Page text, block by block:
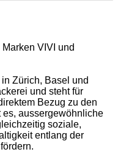
VIVI und
Zürich, Basel und
und steht für
Bezug zu den
aussergewöhnliche
soziale,
entlang der